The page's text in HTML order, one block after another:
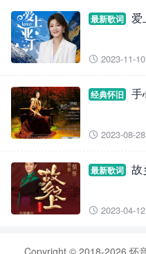
最新歌词 爱
 2023-11-10
经典怀旧 手
 2023-08-28
最新歌词 故
 2023-04-12
Copyright © 2018-2026 怀